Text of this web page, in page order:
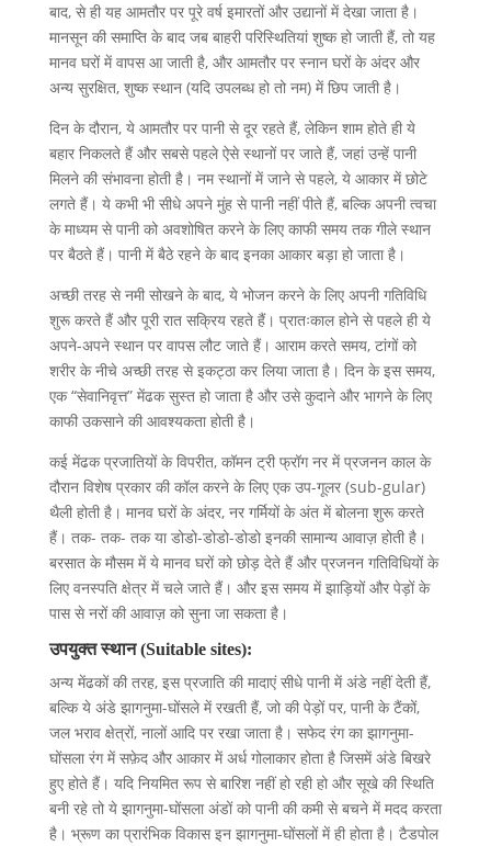
बाद, से ही यह आमतौर पर पूरे वर्ष इमारतों और उद्यानों में देखा जाता है।
मानसून की समाप्ति के बाद जब बाहरी परिस्थितियां शुष्क हो जाती हैं, तो यह
मानव घरों में वापस आ जाती है, और आमतौर पर स्नान घरों के अंदर और
अन्य सुरक्षित, शुष्क स्थान (यदि उपलब्ध हो तो नम) में छिप जाती है।
दिन के दौरान, ये आमतौर पर पानी से दूर रहते हैं, लेकिन शाम होते ही ये
बहार निकलते हैं और सबसे पहले ऐसे स्थानों पर जाते हैं, जहां उन्हें पानी
मिलने की संभावना होती है। नम स्थानों में जाने से पहले, ये आकार में छोटे
लगते हैं। ये कभी भी सीधे अपने मुंह से पानी नहीं पीते हैं, बल्कि अपनी त्वचा
के माध्यम से पानी को अवशोषित करने के लिए काफी समय तक गीले स्थान
पर बैठते हैं। पानी में बैठे रहने के बाद इनका आकार बड़ा हो जाता है।
अच्छी तरह से नमी सोखने के बाद, ये भोजन करने के लिए अपनी गतिविधि
शुरू करते हैं और पूरी रात सक्रिय रहते हैं। प्रातःकाल होने से पहले ही ये
अपने-अपने स्थान पर वापस लौट जाते हैं। आराम करते समय, टांगों को
शरीर के नीचे अच्छी तरह से इकट्ठा कर लिया जाता है। दिन के इस समय,
एक “सेवानिवृत्त” मेंढक सुस्त हो जाता है और उसे कुदाने और भागने के लिए
काफी उकसाने की आवश्यकता होती है।
कई मेंढक प्रजातियों के विपरीत, कॉमन ट्री फ्रॉग नर में प्रजनन काल के
दौरान विशेष प्रकार की कॉल करने के लिए एक उप-गूलर (sub-gular)
थैली होती है। मानव घरों के अंदर, नर गर्मियों के अंत में बोलना शुरू करते
हैं। तक- तक- तक या डोडो-डोडो-डोडो इनकी सामान्य आवाज़ होती है।
बरसात के मौसम में ये मानव घरों को छोड़ देते हैं और प्रजनन गतिविधियों के
लिए वनस्पति क्षेत्र में चले जाते हैं। और इस समय में झाड़ियों और पेड़ों के
पास से नरों की आवाज़ को सुना जा सकता है।
उपयुक्त स्थान (Suitable sites):
अन्य मेंढकों की तरह, इस प्रजाति की मादाएं सीधे पानी में अंडे नहीं देती हैं,
बल्कि ये अंडे झागनुमा-घोंसले में रखती हैं, जो की पेड़ों पर, पानी के टैंकों,
जल भराव क्षेत्रों, नालों आदि पर रखा जाता है। सफेद रंग का झागनुमा-
घोंसला रंग में सफ़ेद और आकार में अर्ध गोलाकार होता है जिसमें अंडे बिखरे
हुए होते हैं। यदि नियमित रूप से बारिश नहीं हो रही हो और सूखे की स्थिति
बनी रहे तो ये झागनुमा-घोंसला अंडों को पानी की कमी से बचने में मदद करता
है। भ्रूण का प्रारंभिक विकास इन झागनुमा-घोंसलों में ही होता है। टैडपोल